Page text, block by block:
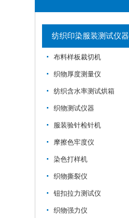
纺织印染服装测试仪器
布料样板裁切机
织物厚度测量仪
纺织含水率测试烘箱
织物测试仪器
服装验针检针机
摩擦色牢度仪
染色打样机
织物撕裂仪
钮扣拉力测试仪
织物强力仪